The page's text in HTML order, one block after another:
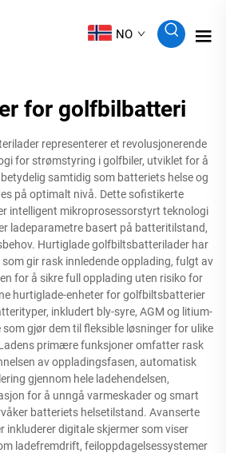
NO
for golfbilbatteri
representerer et revolusjonerende
for strømstyring i golfbiler, utviklet for å
samtidig som batteriets helse og
på optimalt nivå. Dette sofistikerte
intelligent mikroprosessorstyrt teknologi
ladeparametre basert på batteritilstand,
Hurtiglade golfbiltsbatterilader har
gir rask innledende opplading, fulgt av
for å sikre full opplading uten risiko for
hurtiglade-enheter for golfbiltsbatterier
inkludert bly-syre, AGM og litium-
gjør dem til fleksible løsninger for ulike
primære funksjoner omfatter rask
av oppladingsfasen, automatisk
gjennom hele ladehendelsen,
for å unngå varmeskader og smart
batteriets helsetilstand. Avanserte
inkluderer digitale skjermer som viser
ladefremdrift, feiloppdagelsessystemer